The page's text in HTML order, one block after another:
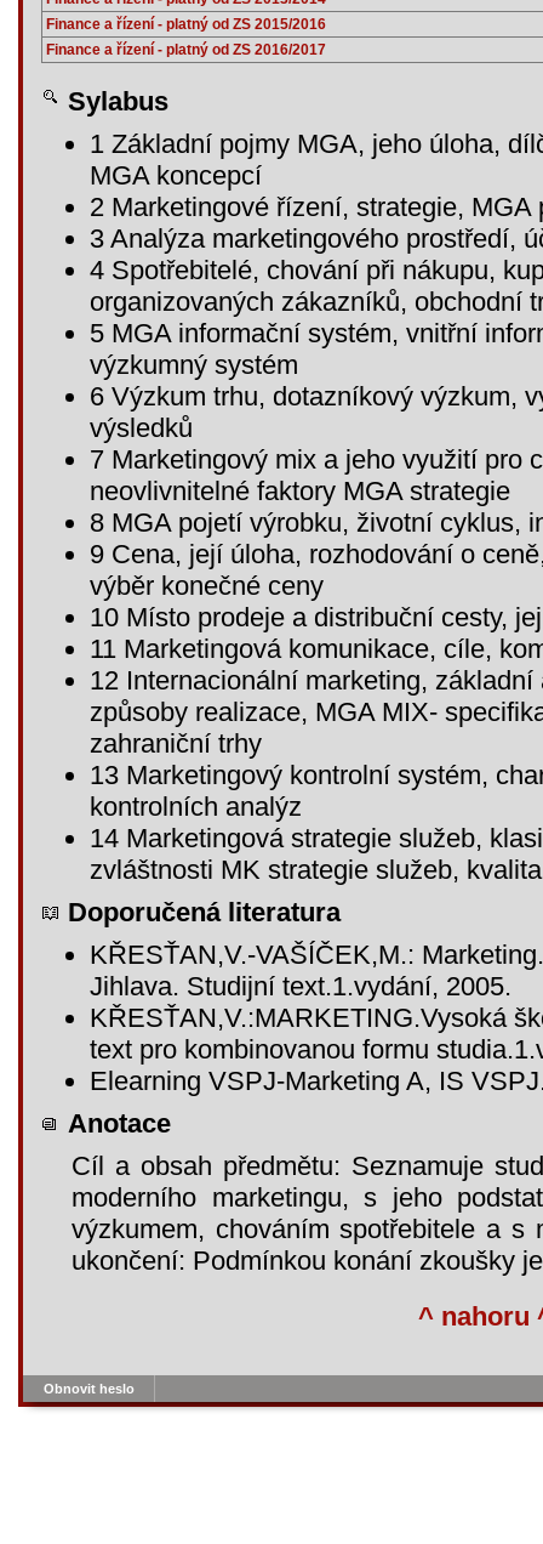
Finance a řízení - platný od ZS 2015/2016
Finance a řízení - platný od ZS 2016/2017
Sylabus
1 Základní pojmy MGA, jeho úloha,
MGA koncepcí
2 Marketingové řízení, strategie,
3 Analýza marketingového prostředí,
4 Spotřebitelé, chování při nákupu,
organizovaných zákazníků, obchodní
5 MGA informační systém, vnitřní
výzkumný systém
6 Výzkum trhu, dotazníkový výzkum,
výsledků
7 Marketingový mix a jeho využití pro
neovlivnitelné faktory MGA strategie
8 MGA pojetí výrobku, životní cyklus,
9 Cena, její úloha, rozhodování o
výběr konečné ceny
10 Místo prodeje a distribuční cesty,
11 Marketingová komunikace, cíle,
12 Internacionální marketing,
způsoby realizace, MGA MIX-
zahraniční trhy
13 Marketingový kontrolní systém,
kontrolních analýz
14 Marketingová strategie služeb,
zvláštnosti MK strategie služeb,
Doporučená literatura
KŘESŤAN,V.-VAŠÍČEK,M.:
Jihlava. Studijní text.1.vydání, 2005.
KŘESŤAN,V.:MARKETING.Vysoká
text pro kombinovanou formu
Elearning VSPJ-Marketing A, IS
Anotace
Cíl a obsah předmětu: Seznamuje
moderního marketingu, s jeho
výzkumem, chováním spotřebitele a s
ukončení: Podmínkou konání zkoušky
^ nahoru
Obnovit heslo